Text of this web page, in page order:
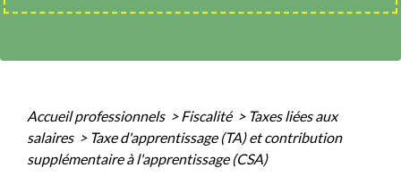
Accueil professionnels > Fiscalité > Taxes liées aux
salaires > Taxe d'apprentissage (TA) et contribution
supplémentaire à l'apprentissage (CSA)